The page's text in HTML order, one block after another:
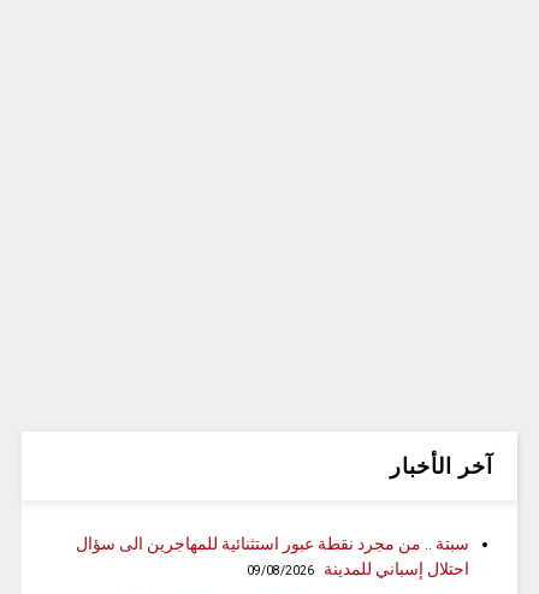
آخر الأخبار
سبتة .. من مجرد نقطة عبور استثنائية للمهاجرين الى سؤال
احتلال إسباني للمدينة
09/08/2026